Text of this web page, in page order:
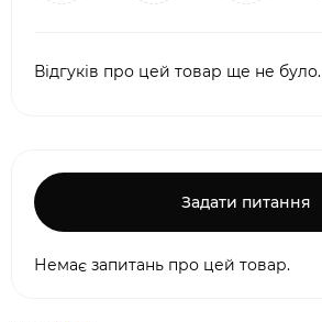
Відгуків про цей товар ще не було.
Задати питання
Немає запитань про цей товар.